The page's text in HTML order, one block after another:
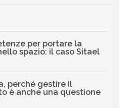
per portare la
spazio: il caso Sitael
perché gestire il
è anche una questione